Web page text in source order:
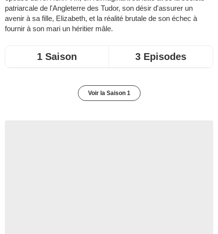
patriarcale de l'Angleterre des Tudor, son désir d'assurer un
avenir à sa fille, Elizabeth, et la réalité brutale de son échec à
fournir à son mari un héritier mâle.
1 Saison 3 Episodes
Voir la Saison 1